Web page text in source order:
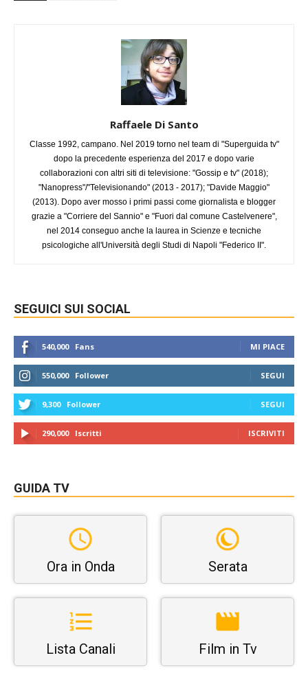
Raffaele Di Santo
Classe 1992, campano. Nel 2019 torno nel team di "Superguida tv"
dopo la precedente esperienza del 2017 e dopo varie
collaborazioni con altri siti di televisione: "Gossip e tv" (2018);
"Nanopress"/"Televisionando" (2013 - 2017); "Davide Maggio"
(2013). Dopo aver mosso i primi passi come giornalista e blogger
grazie a "Corriere del Sannio" e "Fuori dal comune Castelvenere",
nel 2014 conseguo anche la laurea in Scienze e tecniche
psicologiche all'Università degli Studi di Napoli "Federico II".
SEGUICI SUI SOCIAL
540,000 Fans MI PIACE
550,000 Follower SEGUI
9,300 Follower SEGUI
290,000 Iscritti ISCRIVITI
GUIDA TV
Ora in Onda Serata
Lista Canali Film in Tv